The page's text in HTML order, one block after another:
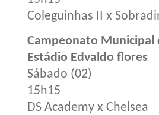
Coleguinhas II x
Campeonato Municipal
Estádio Edvaldo flores
Sábado (02)
15h15
DS Academy x Chelsea